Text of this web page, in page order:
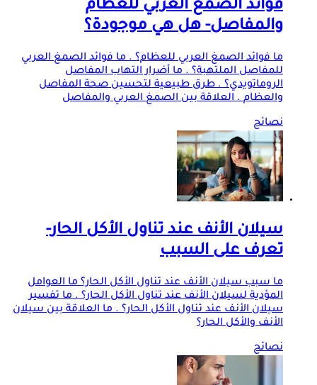
فوائد الصمغ العربي للعظام
والمفاصل- هل هي موجودة؟
ما فوائد الصمغ العربي للعظام؟ . ما فوائد الصمغ العربي
للمفاصل الملتهبة؟ . ما أضرار التهاب المفاصل
الروماتويدي؟ . طرق طبيعية لتحسين صحة المفاصل
والعظام . العلاقة بين الصمغ العربي والمفاصل
نصائح
سيلان الأنف عند تناول الأكل الحار-
تعرف على السبب
ما سبب سيلان الأنف عند تناول الأكل الحار؟ ما العوامل
المؤدية لسيلان الأنف عند تناول الأكل الحار؟ . ما تفسير
سيلان الأنف عند تناول الأكل الحار؟ . ما العلاقة بين سيلان
الأنف والأكل الحار؟
نصائح